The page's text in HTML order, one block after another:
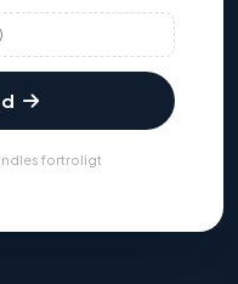
fortroligt